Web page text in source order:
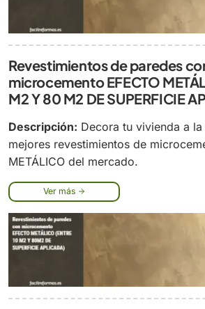
Revestimientos de paredes
microcemento EFECTO
M2 Y 80 M2 DE SUPERFICIE
Descripción: Decora tu vivienda a
mejores revestimientos de
METÁLICO del mercado.
Ver más